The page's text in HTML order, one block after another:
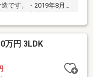
です。・2019年8月に
ン、LD床暖房、浴
交換が必要です・土
約4.5ｍ公道の角地
ムは停止しています
バルコニーから屋上
渡せます・外壁塗
万円 3LDK